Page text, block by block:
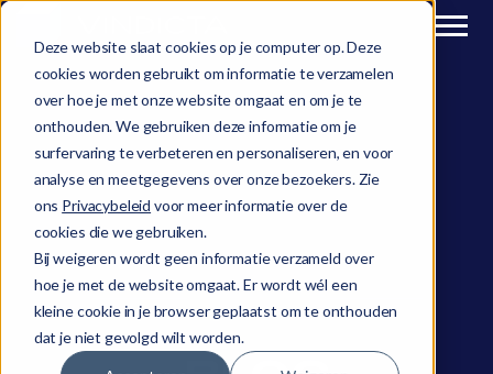
Deze website slaat cookies op je computer op. Deze
cookies worden gebruikt om informatie te verzamelen
over hoe je met onze website omgaat en om je te
onthouden. We gebruiken deze informatie om je
surfervaring te verbeteren en personaliseren, en voor
analyse en meetgegevens over onze bezoekers. Zie
ons Privacybeleid voor meer informatie over de
cookies die we gebruiken.
Bij weigeren wordt geen informatie verzameld over
hoe je met de website omgaat. Er wordt wél een
kleine cookie in je browser geplaatst om te onthouden
dat je niet gevolgd wilt worden.